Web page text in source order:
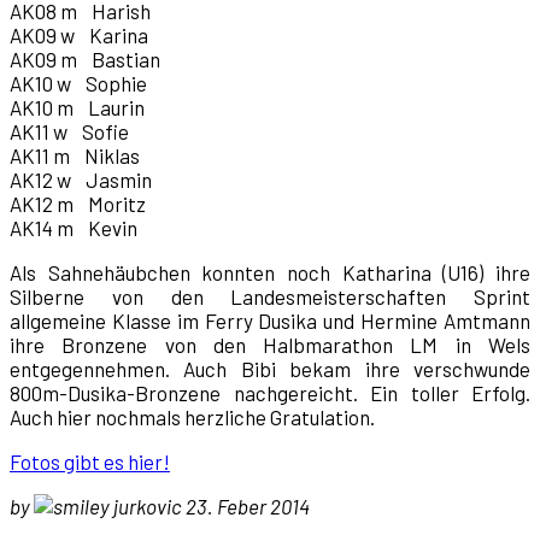
AK08 m Harish
AK09 w Karina
AK09 m Bastian
AK10 w Sophie
AK10 m Laurin
AK11 w Sofie
AK11 m Niklas
AK12 w Jasmin
AK12 m Moritz
AK14 m Kevin
Als Sahnehäubchen konnten noch Katharina (U16) ihre
Silberne von den Landesmeisterschaften Sprint
allgemeine Klasse im Ferry Dusika und Hermine Amtmann
ihre Bronzene von den Halbmarathon LM in Wels
entgegennehmen. Auch Bibi bekam ihre verschwunde
800m-Dusika-Bronzene nachgereicht. Ein toller Erfolg.
Auch hier nochmals herzliche Gratulation.
Fotos gibt es hier!
by
jurkovic 23. Feber 2014